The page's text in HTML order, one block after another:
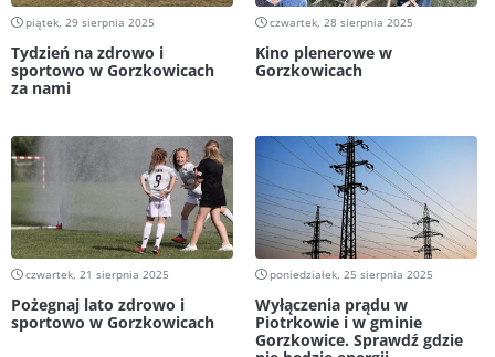
piątek, 29 sierpnia 2025
Tydzień na zdrowo i
sportowo w Gorzkowicach
za nami
czwartek, 28 sierpnia 2025
Kino plenerowe w
Gorzkowicach
czwartek, 21 sierpnia 2025
Pożegnaj lato zdrowo i
sportowo w Gorzkowicach
poniedziałek, 25 sierpnia 2025
Wyłączenia prądu w
Piotrkowie i w gminie
Gorzkowice. Sprawdź gdzie